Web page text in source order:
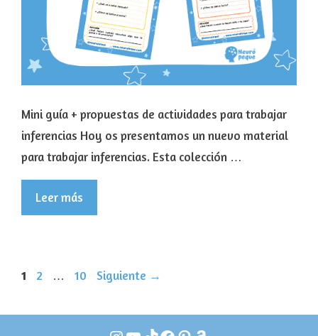
Mini guía + propuestas de actividades para trabajar
inferencias Hoy os presentamos un nuevo material
para trabajar inferencias. Esta colección …
Leer más
Página
1 Página
2 … Página
10 Siguiente →